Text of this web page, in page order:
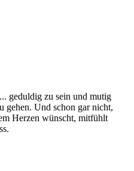
geduldig zu sein und mutig
gehen. Und schon gar nicht,
Herzen wünscht, mitfühlt